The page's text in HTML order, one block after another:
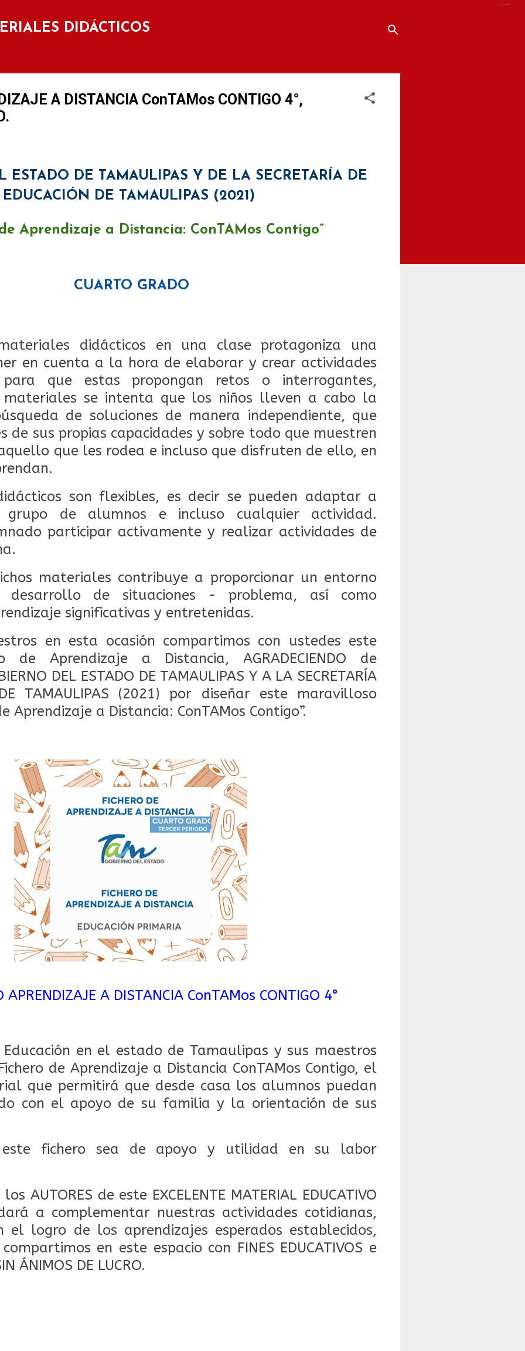
DIDÁCTICOS
A DISTANCIA ConTAMos CONTIGO 4°,
ESTADO DE TAMAULIPAS Y DE LA SECRETARÍA DE
EDUCACIÓN DE TAMAULIPAS (2021)
Aprendizaje a Distancia: ConTAMos Contigo”
CUARTO GRADO
didácticos en una clase protagoniza una
en cuenta a la hora de elaborar y crear actividades
que estas propongan retos o interrogantes,
materiales se intenta que los niños lleven a cabo la
de soluciones de manera independiente, que
de sus propias capacidades y sobre todo que muestren
que les rodea e incluso que disfruten de ello, en
son flexibles, es decir se pueden adaptar a
grupo de alumnos e incluso cualquier actividad.
participar activamente y realizar actividades de
materiales contribuye a proporcionar un entorno
de situaciones - problema, así como
significativas y entretenidas.
en esta ocasión compartimos con ustedes este
de Aprendizaje a Distancia, AGRADECIENDO de
DEL ESTADO DE TAMAULIPAS Y A LA SECRETARÍA
DE TAMAULIPAS (2021) por diseñar este maravilloso
Aprendizaje a Distancia: ConTAMos Contigo”.
APRENDIZAJE A DISTANCIA ConTAMos CONTIGO 4°
en el estado de Tamaulipas y sus maestros
de Aprendizaje a Distancia ConTAMos Contigo, el
que permitirá que desde casa los alumnos puedan
con el apoyo de su familia y la orientación de sus
este fichero sea de apoyo y utilidad en su labor
los AUTORES de este EXCELENTE MATERIAL EDUCATIVO
a complementar nuestras actividades cotidianas,
el logro de los aprendizajes esperados establecidos,
en este espacio con FINES EDUCATIVOS e
ÁNIMOS DE LUCRO.